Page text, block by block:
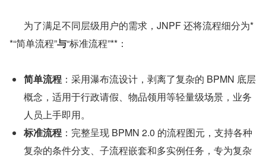
*“简单流程”与“标准流程”**：
简单流程 ：采用瀑布流设计，剥离了复杂的 BPMN 底层
概念，适用于行政请假、物品领用等轻量级场景，业务
人员上手即用。
标准流程 ：完整呈现 BPMN 2.0 的流程图元，支持各种
复杂的条件分支、子流程嵌套和多实例任务，专为复杂